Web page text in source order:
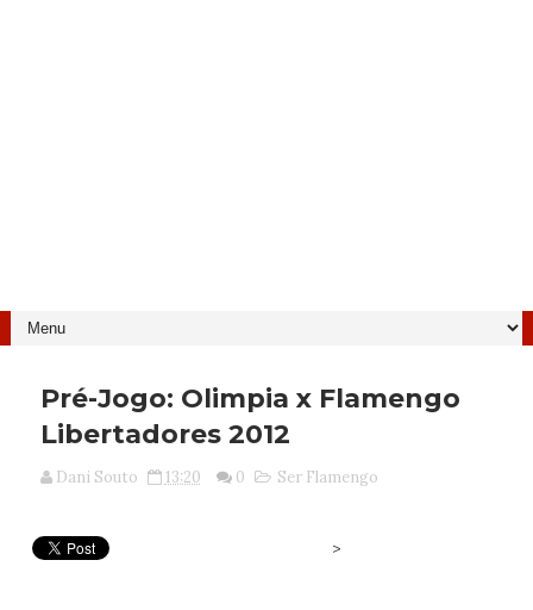
Pré-Jogo: Olimpia x Flamengo
Libertadores 2012
Dani Souto 13:20 0 Ser Flamengo
>